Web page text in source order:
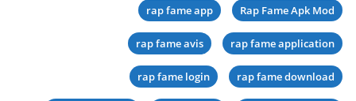
Rap Fame Apk Mod
rap fame app
rap fame application
rap fame avis
rap fame download
rap fame login